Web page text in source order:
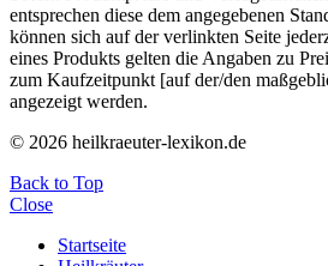
entsprechen diese dem angegebenen
können sich auf der verlinkten Seite
eines Produkts gelten die Angaben zu
zum Kaufzeitpunkt [auf der/den
angezeigt werden.
© 2026 heilkraeuter-lexikon.de
Back to Top
Close
Startseite